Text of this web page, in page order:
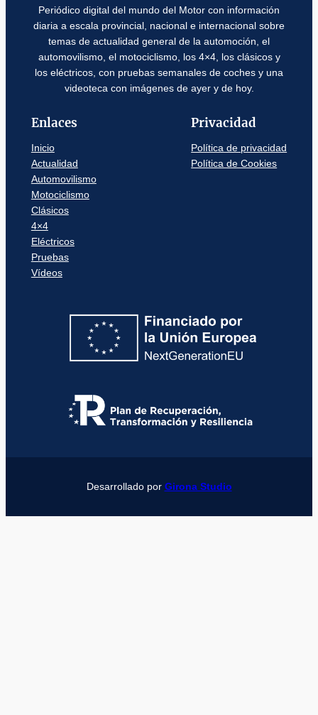
Periódico digital del mundo del Motor con información
diaria a escala provincial, nacional e internacional sobre
temas de actualidad general de la automoción, el
automovilismo, el motociclismo, los 4×4, los clásicos y
los eléctricos, con pruebas semanales de coches y una
videoteca con imágenes de ayer y de hoy.
Enlaces
Inicio
Actualidad
Automovilismo
Motociclismo
Clásicos
4×4
Eléctricos
Pruebas
Vídeos
Privacidad
Política de privacidad
Política de Cookies
Desarrollado por Girona Studio